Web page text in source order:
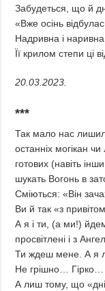
Забудеться, що й
«Вже осінь
Надривна і
Її крилом степи ці
20.03.2023.
***
Так мало нас
останніх могікан
готових (навіть
шукать Вогонь в
Сміються: «Він
Ви й так «з
А я і ти, (а ми!)
просвітлені і з
Ти ждеш мене. А я
Не грішно…
А лиш тому, що «дні